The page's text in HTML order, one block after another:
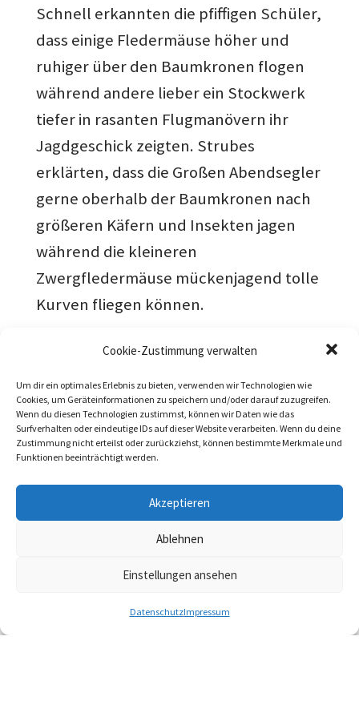
Cookie-Zustimmung verwalten
Um dir ein optimales Erlebnis zu bieten, verwenden wir Technologien wie
Cookies, um Geräteinformationen zu speichern und/oder darauf zuzugreifen.
Wenn du diesen Technologien zustimmst, können wir Daten wie das
Surfverhalten oder eindeutige IDs auf dieser Website verarbeiten. Wenn du deine
Zustimmung nicht erteilst oder zurückziehst, können bestimmte Merkmale und
Funktionen beeinträchtigt werden.
Akzeptieren
Ablehnen
Einstellungen ansehen
DatenschutzImpressum
Schnell erkannten die pfiffigen Schüler,
dass einige Fledermäuse höher und
ruhiger über den Baumkronen flogen
während andere lieber ein Stockwerk
tiefer in rasanten Flugmanövern ihr
Jagdgeschick zeigten. Strubes
erklärten, dass die Großen Abendsegler
gerne oberhalb der Baumkronen nach
größeren Käfern und Insekten jagen
während die kleineren
Zwergfledermäuse mückenjagend tolle
Kurven fliegen können.
Alle Kinder sahen und belauschten
auch selbst einmal mit den
mitgeführten Fledermaus-Detektoren
probieren, die Ultraschalllaute hörbar
zu machen. Am Ende erteilte Frau
Strube den Kindern noch eine
Hausaufgabe: „Hängt Euch mit den
schön bis morgen früh“